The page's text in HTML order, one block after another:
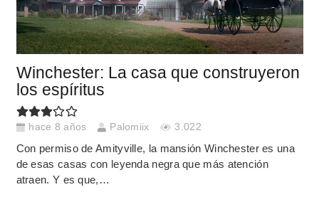
Winchester: La casa que construyeron
los espíritus
hace 8 años Palomiix 3.022
Con permiso de Amityville, la mansión Winchester es una
de esas casas con leyenda negra que más atención
atraen. Y es que,…